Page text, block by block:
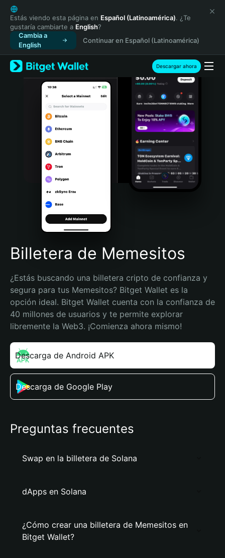
English
日本語
Tiếng Việt
Русский
Español (Latinoamérica)
Türkçe
Italiano
Português (Portugal)
Bahasa Indonesia
Português (Brasil)
Español (Argentina)
Estás viendo esta página en Español (Latinoamérica). ¿Te
gustaría cambiarte a English?
Cambia a
English
Continuar en Español (Latinoamérica)
Descargar ahora
Billetera de Memesitos
¿Estás buscando una billetera cripto de confianza y
segura para tus Memesitos? Bitget Wallet es la
opción ideal. Bitget Wallet cuenta con la confianza de
40 millones de usuarios y te permite explorar
libremente la Web3. ¡Comienza ahora mismo!
Descarga de Android APK
Descarga de Google Play
Preguntas frecuentes
Swap en la billetera de Solana
dApps en Solana
¿Cómo crear una billetera de Memesitos en
Bitget Wallet?